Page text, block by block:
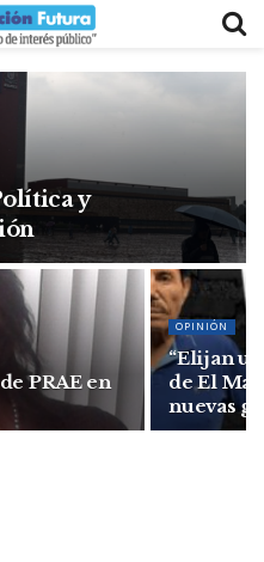
y
PRAE en
OPINIÓN
“Elijan
de El
nuevas